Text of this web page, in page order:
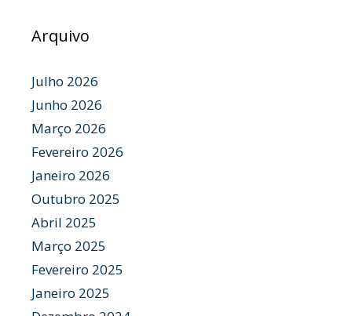
Arquivo
Julho 2026
Junho 2026
Março 2026
Fevereiro 2026
Janeiro 2026
Outubro 2025
Abril 2025
Março 2025
Fevereiro 2025
Janeiro 2025